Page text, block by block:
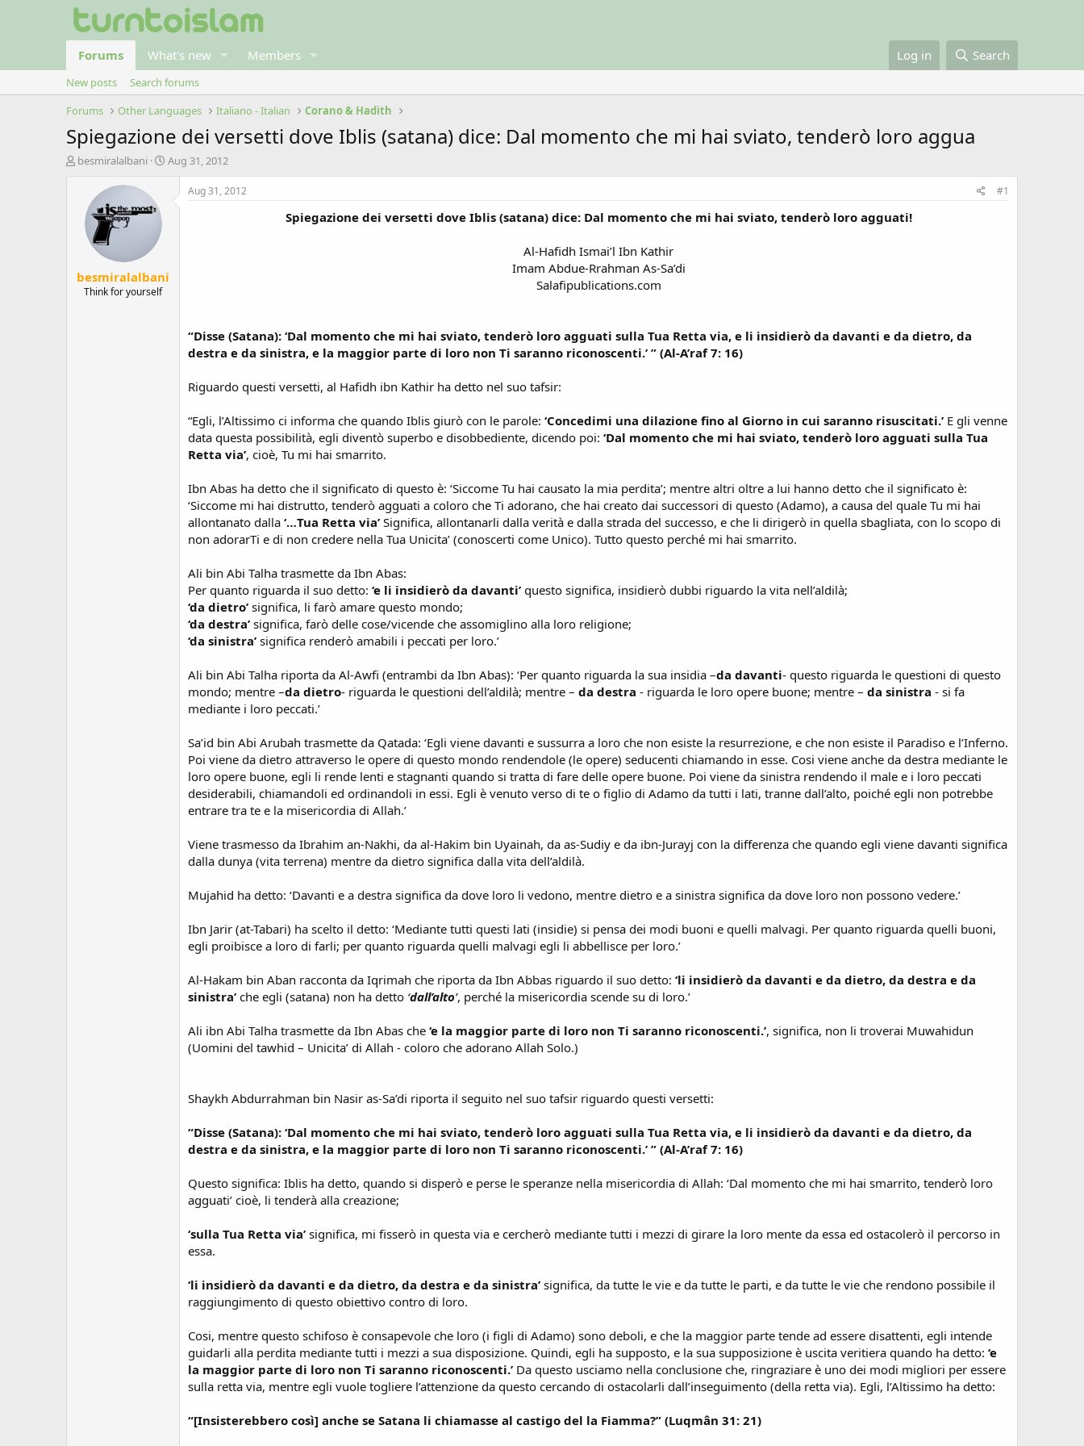
Forums What's new Members Log in Search
New posts
Search forums
Forums
Other Languages Italiano - Italian Corano & Hadith
Spiegazione dei versetti dove Iblis (satana) dice: Dal momento che mi hai sviato, tenderò loro aggua
T
a
besmiralalbani
S
e
Aug 31, 2012
besmiralalbani
Think for yourself
Aug 31, 2012 #1
Spiegazione dei versetti dove Iblis (satana) dice: Dal momento che mi hai sviato, tenderò loro agguati!
Al-Hafidh Ismai’l Ibn Kathir
Imam Abdue-Rrahman As-Sa’di
Salafipublications.com​
“Disse (Satana): ‘Dal momento che mi hai sviato, tenderò loro agguati sulla Tua Retta via, e li insidierò da davanti e da dietro, da
destra e da sinistra, e la maggior parte di loro non Ti saranno riconoscenti.’ ” (Al-A’raf 7: 16)
Riguardo questi versetti, al Hafidh ibn Kathir ha detto nel suo tafsir:
“Egli, l’Altissimo ci informa che quando Iblis giurò con le parole: ‘Concedimi una dilazione fino al Giorno in cui saranno risuscitati.’ E gli venne
data questa possibilità, egli diventò superbo e disobbediente, dicendo poi: ‘Dal momento che mi hai sviato, tenderò loro agguati sulla Tua
Retta via’, cioè, Tu mi hai smarrito.
Ibn Abas ha detto che il significato di questo è: ‘Siccome Tu hai causato la mia perdita’; mentre altri oltre a lui hanno detto che il significato è:
‘Siccome mi hai distrutto, tenderò agguati a coloro che Ti adorano, che hai creato dai successori di questo (Adamo), a causa del quale Tu mi hai
allontanato dalla ‘…Tua Retta via’ Significa, allontanarli dalla verità e dalla strada del successo, e che li dirigerò in quella sbagliata, con lo scopo di
non adorarTi e di non credere nella Tua Unicita’ (conoscerti come Unico). Tutto questo perché mi hai smarrito.
Ali bin Abi Talha trasmette da Ibn Abas:
Per quanto riguarda il suo detto: ‘e li insidierò da davanti’ questo significa, insidierò dubbi riguardo la vita nell’aldilà;
‘da dietro’ significa, li farò amare questo mondo;
‘da destra’ significa, farò delle cose/vicende che assomiglino alla loro religione;
‘da sinistra’ significa renderò amabili i peccati per loro.’
Ali bin Abi Talha riporta da Al-Awfi (entrambi da Ibn Abas): ‘Per quanto riguarda la sua insidia –da davanti- questo riguarda le questioni di questo
mondo; mentre –da dietro- riguarda le questioni dell’aldilà; mentre – da destra - riguarda le loro opere buone; mentre – da sinistra - si fa
mediante i loro peccati.’
Sa’id bin Abi Arubah trasmette da Qatada: ‘Egli viene davanti e sussurra a loro che non esiste la resurrezione, e che non esiste il Paradiso e l’Inferno.
Poi viene da dietro attraverso le opere di questo mondo rendendole (le opere) seducenti chiamando in esse. Cosi viene anche da destra mediante le
loro opere buone, egli li rende lenti e stagnanti quando si tratta di fare delle opere buone. Poi viene da sinistra rendendo il male e i loro peccati
desiderabili, chiamandoli ed ordinandoli in essi. Egli è venuto verso di te o figlio di Adamo da tutti i lati, tranne dall’alto, poiché egli non potrebbe
entrare tra te e la misericordia di Allah.’
Viene trasmesso da Ibrahim an-Nakhi, da al-Hakim bin Uyainah, da as-Sudiy e da ibn-Jurayj con la differenza che quando egli viene davanti significa
dalla dunya (vita terrena) mentre da dietro significa dalla vita dell’aldilà.
Mujahid ha detto: ‘Davanti e a destra significa da dove loro li vedono, mentre dietro e a sinistra significa da dove loro non possono vedere.’
Ibn Jarir (at-Tabari) ha scelto il detto: ‘Mediante tutti questi lati (insidie) si pensa dei modi buoni e quelli malvagi. Per quanto riguarda quelli buoni,
egli proibisce a loro di farli; per quanto riguarda quelli malvagi egli li abbellisce per loro.’
Al-Hakam bin Aban racconta da Iqrimah che riporta da Ibn Abbas riguardo il suo detto: ‘li insidierò da davanti e da dietro, da destra e da
sinistra’ che egli (satana) non ha detto ‘dall’alto’, perché la misericordia scende su di loro.’
Ali ibn Abi Talha trasmette da Ibn Abas che ‘e la maggior parte di loro non Ti saranno riconoscenti.’, significa, non li troverai Muwahidun
(Uomini del tawhid – Unicita’ di Allah - coloro che adorano Allah Solo.)
Shaykh Abdurrahman bin Nasir as-Sa’di riporta il seguito nel suo tafsir riguardo questi versetti:
“Disse (Satana): ‘Dal momento che mi hai sviato, tenderò loro agguati sulla Tua Retta via, e li insidierò da davanti e da dietro, da
destra e da sinistra, e la maggior parte di loro non Ti saranno riconoscenti.’ ” (Al-A’raf 7: 16)
Questo significa: Iblis ha detto, quando si disperò e perse le speranze nella misericordia di Allah: ‘Dal momento che mi hai smarrito, tenderò loro
agguati’ cioè, li tenderà alla creazione;
‘sulla Tua Retta via’ significa, mi fisserò in questa via e cercherò mediante tutti i mezzi di girare la loro mente da essa ed ostacolerò il percorso in
essa.
‘li insidierò da davanti e da dietro, da destra e da sinistra’ significa, da tutte le vie e da tutte le parti, e da tutte le vie che rendono possibile il
raggiungimento di questo obiettivo contro di loro.
Cosi, mentre questo schifoso è consapevole che loro (i figli di Adamo) sono deboli, e che la maggior parte tende ad essere disattenti, egli intende
guidarli alla perdita mediante tutti i mezzi a sua disposizione. Quindi, egli ha supposto, e la sua supposizione è uscita veritiera quando ha detto: ‘e
la maggior parte di loro non Ti saranno riconoscenti.’ Da questo usciamo nella conclusione che, ringraziare è uno dei modi migliori per essere
sulla retta via, mentre egli vuole togliere l’attenzione da questo cercando di ostacolarli dall’inseguimento (della retta via). Egli, l’Altissimo ha detto:
“[Insisterebbero così] anche se Satana li chiamasse al castigo del la Fiamma?” (Luqmân 31: 21)